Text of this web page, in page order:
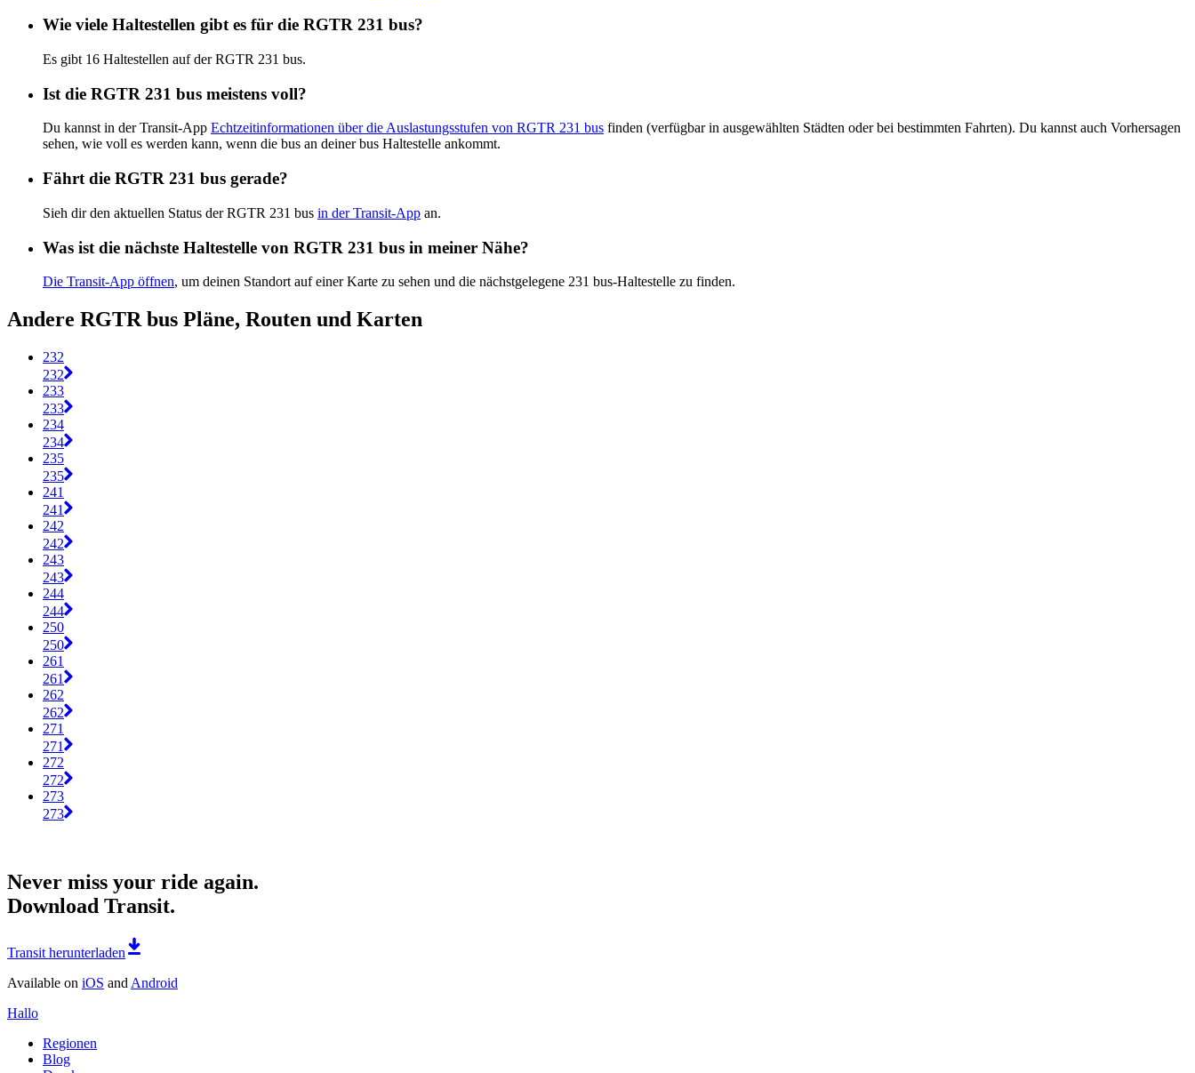
Wie viele Haltestellen gibt es für die RGTR 231 bus?
Es gibt 16 Haltestellen auf der RGTR 231 bus.
Ist die RGTR 231 bus meistens voll?
Du kannst in der Transit-App Echtzeitinformationen über die Auslastungsstufen von RGTR 231 bus finden (verfügbar in ausgewählten Städten oder bei bestimmten Fahrten). Du kannst auch Vorhersagen
sehen, wie voll es werden kann, wenn die bus an deiner bus Haltestelle ankommt.
Fährt die RGTR 231 bus gerade?
Sieh dir den aktuellen Status der RGTR 231 bus in der Transit-App an.
Was ist die nächste Haltestelle von RGTR 231 bus in meiner Nähe?
Die Transit-App öffnen, um deinen Standort auf einer Karte zu sehen und die nächstgelegene 231 bus-Haltestelle zu finden.
Andere RGTR bus Pläne, Routen und Karten
232
232
233
233
234
234
235
235
241
241
242
242
243
243
244
244
250
250
261
261
262
262
271
271
272
272
273
273
Never miss your ride again.
Download Transit.
Transit herunterladen
Available on iOS and Android
Hallo
Regionen
Blog